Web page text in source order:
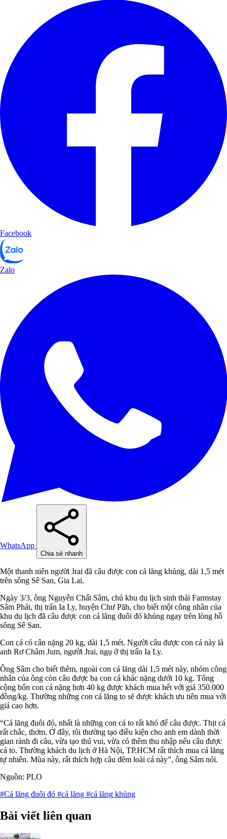
Facebook
Zalo
WhatsApp
Chia sẻ nhanh
Một thanh niên người Jrai đã câu được con cá lăng khủng, dài 1,5 mét
trên sông Sê San, Gia Lai.
Ngày 3/3, ông Nguyễn Chất Sâm, chủ khu du lịch sinh thái Farmstay
Sâm Phát, thị trấn Ia Ly, huyện Chư Păh, cho biết một công nhân của
khu du lịch đã câu được con cá lăng đuôi đỏ khủng ngay trên lòng hồ
sông Sê San.
Con cá có cân nặng 20 kg, dài 1,5 mét. Người câu được con cá này là
anh Rơ Châm Jum, người Jrai, ngụ ở thị trấn Ia Ly.
Ông Sâm cho biết thêm, ngoài con cá lăng dài 1,5 mét này, nhóm công
nhân của ông còn câu được ba con cá khác nặng dưới 10 kg. Tổng
cộng bốn con cá nặng hơn 40 kg được khách mua hết với giá 350.000
đồng/kg. Thường những con cá lăng to sẽ được khách ưu tiên mua với
giá cao hơn.
“Cá lăng đuôi đỏ, nhất là những con cá to rất khó để câu được. Thịt cá
rất chắc, thơm. Ở đây, tôi thường tạo điều kiện cho anh em dành thời
gian rảnh đi câu, vừa tạo thú vui, vừa có thêm thu nhập nếu câu được
cá to. Thường khách du lịch ở Hà Nội, TP.HCM rất thích mua cá lăng
tự nhiên. Mùa này, rất thích hợp câu đêm loài cá này”, ông Sâm nói.
Nguồn: PLO
#Cá lăng đuôi đỏ #cá lăng #cá lăng khủng
Bài viết liên quan